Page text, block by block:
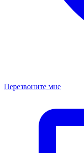
Перезвоните мне